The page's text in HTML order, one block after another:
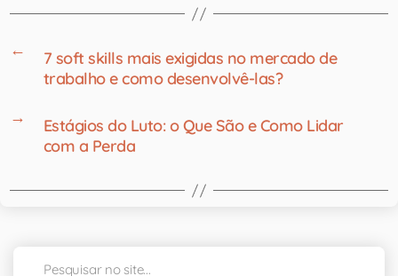
←
7 soft skills mais exigidas no mercado de
trabalho e como desenvolvê-las?
→
Estágios do Luto: o Que São e Como Lidar
com a Perda